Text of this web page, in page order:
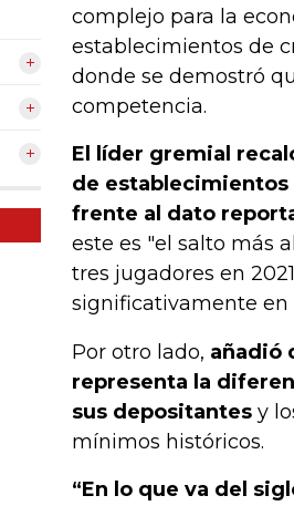
complejo para la
establecimientos de
donde se demostró
competencia.
El líder gremial
de establecimientos
frente al dato
este es "el salto más
tres jugadores en
significativamente en
Por otro lado, añadió
representa la
sus depositantes y
mínimos históricos.
“En lo que va del